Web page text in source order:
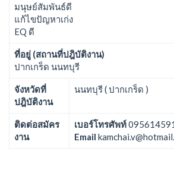
มนุษย์สัมพันธ์ดี
แก้ไขปัญหาเก่ง
EQ ดี
ที่อยู่ (สถานที่ปฎิบัติงาน)
ปากเกร็ด นนทบุรี
จังหวัดที่
ปฎิบัติงาน
นนทบุรี ( ปากเกร็ด )
ติดต่อสมัคร
งาน
เบอร์โทรศัพท์
Email